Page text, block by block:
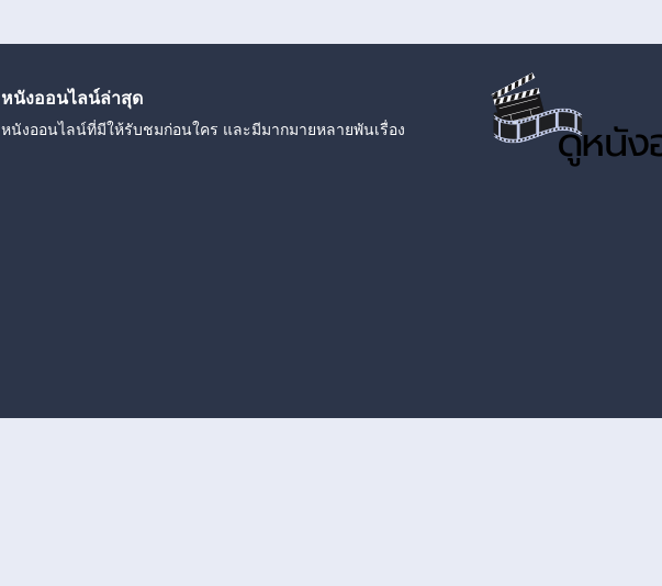
หนังออนไลน์ล่าสุด
หนังออนไลน์ที่มีให้รับชมก่อนใคร และมีมากมายหลายพันเรื่อง